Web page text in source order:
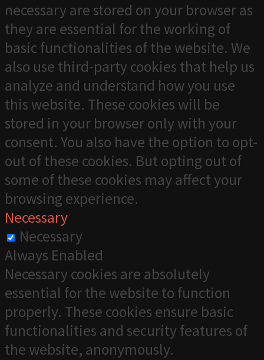
necessary are stored on your browser as
they are essential for the working of
basic functionalities of the website. We
also use third-party cookies that help us
analyze and understand how you use
this website. These cookies will be
stored in your browser only with your
consent. You also have the option to opt-
out of these cookies. But opting out of
some of these cookies may affect your
browsing experience.
Necessary
Necessary
Always Enabled
Necessary cookies are absolutely
essential for the website to function
properly. These cookies ensure basic
functionalities and security features of
the website, anonymously.